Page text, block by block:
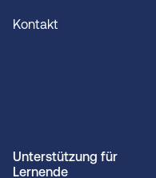
Kontakt
Unterstützung für
Lernende